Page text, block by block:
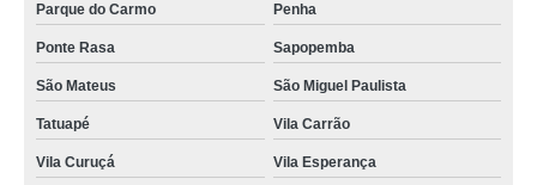
Parque do Carmo Penha
Ponte Rasa Sapopemba
São Mateus São Miguel Paulista
Tatuapé Vila Carrão
Vila Curuçá Vila Esperança